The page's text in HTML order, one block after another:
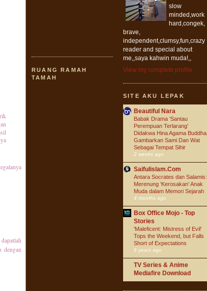
dengan
slow
minded,work
hard,congek,
brave,
independent,clumsy,fun,crazy
reader and special about
me,,saya kahwin muda!,,
View my complete profile
SITE AKU LEPAK
Beautiful Nara
Babak Drama ‘Santau
Perempuan Terlarang’
Didakwa Hina Agama Buddha,
Gambarkan Sami Dan Wat
Sebagai Tempat Sihir
2 weeks ago
Saifulislam.Com
Antara Socrates dan Salamis:
Merenung ‘Kerosakan’ Anak
Muda dalam Memori Sejarah
4 months ago
Box Office Mojo - Top
Stories
'Maleficent: Mistress of Evil'
Tops the Weekend, but Falls
Short of Expectations
6 years ago
TV Series & Anime
Mediafire Download
RUANG RAMAH
TAMAH